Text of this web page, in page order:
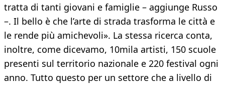
tratta di tanti giovani e famiglie – aggiunge Russo
–. Il bello è che l’arte di strada trasforma le città e
le rende più amichevoli». La stessa ricerca conta,
inoltre, come dicevamo, 10mila artisti, 150 scuole
presenti sul territorio nazionale e 220 festival ogni
anno. Tutto questo per un settore che a livello di